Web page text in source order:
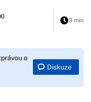
3 min
o
Diskuze